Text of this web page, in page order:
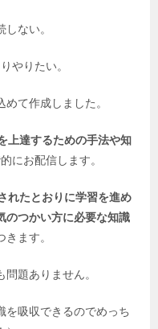
ない。
やりたい。
て作成しました。
上達するための手法や知
にお配信します。
れたとおりに学習を進め
のつかい方に必要な知識
きます。
題ありません。
を吸収できるのでめっち